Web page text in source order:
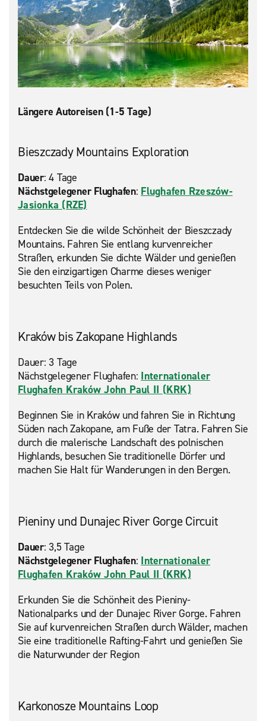
Längere Autoreisen (1-5 Tage)
Bieszczady Mountains Exploration
Dauer: 4 Tage
Nächstgelegener Flughafen: Flughafen Rzeszów-
Jasionka (RZE)
Entdecken Sie die wilde Schönheit der Bieszczady
Mountains. Fahren Sie entlang kurvenreicher
Straßen, erkunden Sie dichte Wälder und genießen
Sie den einzigartigen Charme dieses weniger
besuchten Teils von Polen.
Kraków bis Zakopane Highlands
Dauer: 3 Tage
Nächstgelegener Flughafen: Internationaler
Flughafen Kraków John Paul II (KRK)
Beginnen Sie in Kraków und fahren Sie in Richtung
Süden nach Zakopane, am Fuße der Tatra. Fahren Sie
durch die malerische Landschaft des polnischen
Highlands, besuchen Sie traditionelle Dörfer und
machen Sie Halt für Wanderungen in den Bergen.
Pieniny und Dunajec River Gorge Circuit
Dauer: 3,5 Tage
Nächstgelegener Flughafen: Internationaler
Flughafen Kraków John Paul II (KRK)
Erkunden Sie die Schönheit des Pieniny-
Nationalparks und der Dunajec River Gorge. Fahren
Sie auf kurvenreichen Straßen durch Wälder, machen
Sie eine traditionelle Rafting-Fahrt und genießen Sie
die Naturwunder der Region
Karkonosze Mountains Loop